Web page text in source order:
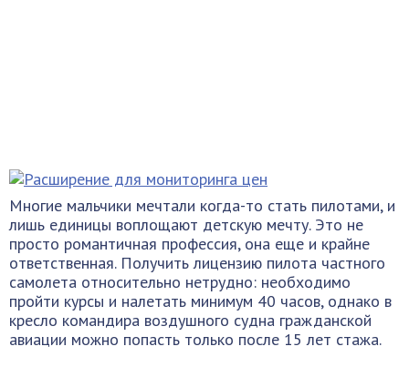
Многие мальчики мечтали когда-то стать пилотами, и
лишь единицы воплощают детскую мечту. Это не
просто романтичная профессия, она еще и крайне
ответственная. Получить лицензию пилота частного
самолета относительно нетрудно: необходимо
пройти курсы и налетать минимум 40 часов, однако в
кресло командира воздушного судна гражданской
авиации можно попасть только после 15 лет стажа.